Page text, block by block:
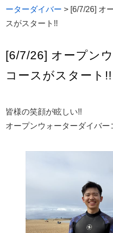
ーターダイバー > [6/7/26] オ
スがスタート!!
[6/7/26] オープン
コースがスタート!!
皆様の笑顔が眩しい!!
オープンウォーターダイバ